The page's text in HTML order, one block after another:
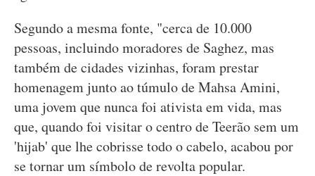
Segundo a mesma fonte, "cerca de 10.000
pessoas, incluindo moradores de Saghez, mas
também de cidades vizinhas, foram prestar
homenagem junto ao túmulo de Mahsa Amini,
uma jovem que nunca foi ativista em vida, mas
que, quando foi visitar o centro de Teerão sem um
'hijab' que lhe cobrisse todo o cabelo, acabou por
se tornar um símbolo de revolta popular.